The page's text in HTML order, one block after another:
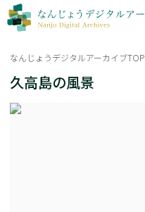
なんじょうデジタルアーカイブTOP
久高島の風景